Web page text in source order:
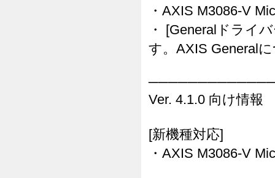
・AXIS M3086-V
・ [Generalドライ
す。AXIS General
Ver. 4.1.0 向け情報
[新機種対応]
・AXIS M3086-V